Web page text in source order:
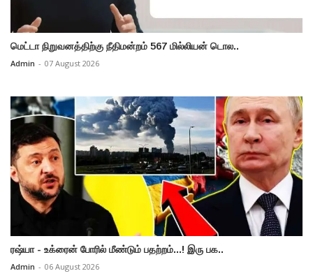
மெட்டா நிறுவனத்திற்கு நீதிமன்றம் 567 மில்லியன் டொல..
Admin - 07 August 2026
ரஷ்யா - உக்ரைன் போரில் மீண்டும் பதற்றம்...! இரு பக..
Admin - 06 August 2026